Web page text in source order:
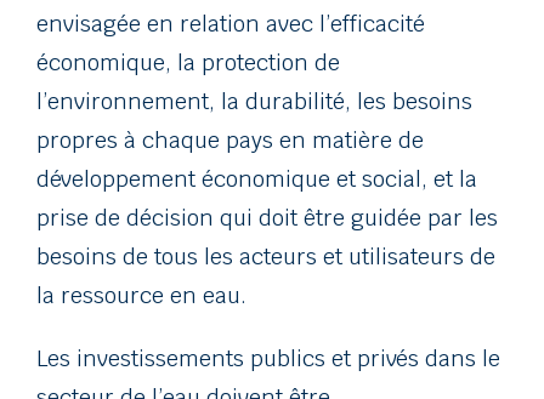
envisagée en relation avec l’efficacité
économique, la protection de
l’environnement, la durabilité, les besoins
propres à chaque pays en matière de
développement économique et social, et la
prise de décision qui doit être guidée par les
besoins de tous les acteurs et utilisateurs de
la ressource en eau.
Les investissements publics et privés dans le